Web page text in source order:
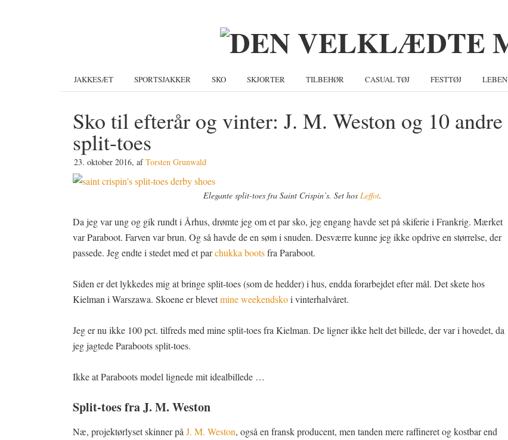
JAKKESÆT SPORTSJAKKER SKO SKJORTER TILBEHØR CASUAL TØJ FESTTØJ LEBEN
Sko til efterår og vinter: J. M. Weston og 10 andre
split-toes
23. oktober 2016, afTorsten Grunwald
Elegante split-toes fra Saint Crispin’s. Set hos Leffot.
Da jeg var ung og gik rundt i Århus, drømte jeg om et par sko, jeg engang havde set på skiferie i Frankrig. Mærket
var Paraboot. Farven var brun. Og så havde de en søm i snuden. Desværre kunne jeg ikke opdrive en størrelse, der
passede. Jeg endte i stedet med et parchukka bootsfra Paraboot.
Siden er det lykkedes mig at bringe split-toes (som de hedder) i hus, endda forarbejdet efter mål. Det skete hos
Kielman i Warszawa. Skoene er blevetmine weekendskoi vinterhalvåret.
Jeg er nu ikke 100 pct. tilfreds med mine split-toes fra Kielman. De ligner ikke helt det billede, der var i hovedet, da
jeg jagtede Paraboots split-toes.
Ikke at Paraboots model lignede mit idealbillede …
Split-toes fra J. M. Weston
Næ, projektørlyset skinner på J. M. Weston, også en fransk producent, men tanden mere raffineret og kostbar end